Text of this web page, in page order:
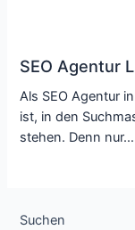
SEO Agentur
Als SEO Agentur
ist, in den
stehen. Denn nur…
Suchen